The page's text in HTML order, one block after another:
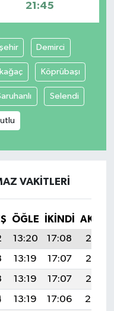
21:45
Demirci
Köprübaşı
Selendi
VAKITLERI
ÖĞLE İKINDI
13:20 17:08
20:18
13:19 17:07
20:16
13:19 17:07
20:15
13:19 17:06
20:14